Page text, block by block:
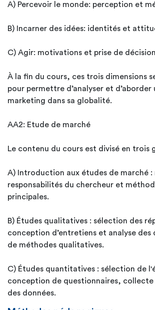
A) Percevoir le monde: perception et
B) Incarner des idées: identités et
C) Agir: motivations et prise de décision
À la fin du cours, ces trois dimensions
pour permettre d’analyser et
marketing dans sa globalité.
AA2: Etude de marché
Le contenu du cours est divisé en trois
A) Introduction aux études de marché :
responsabilités du chercheur et
principales.
B) Études qualitatives : sélection des
conception d’entretiens et analyse des
de méthodes qualitatives.
C) Études quantitatives : sélection de
conception de questionnaires,
des données.